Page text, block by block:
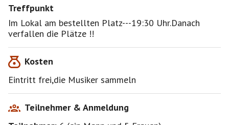
Treffpunkt
Im Lokal am bestellten Platz---19:30 Uhr.Danach
verfallen die Plätze !!
Kosten
Eintritt frei,die Musiker sammeln
Teilnehmer & Anmeldung